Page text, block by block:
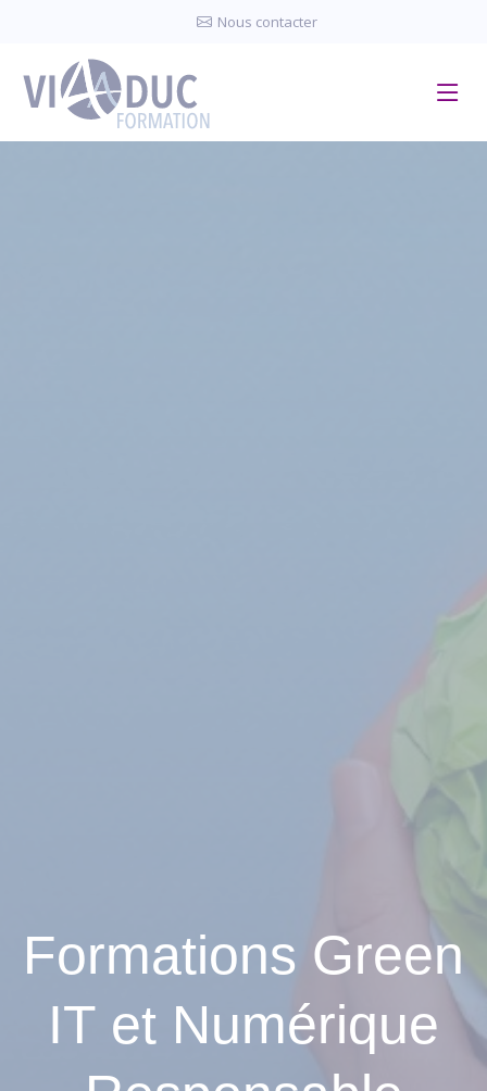
Nous contacter
Formations Green
IT et Numérique
Panneau de gestion des cookies